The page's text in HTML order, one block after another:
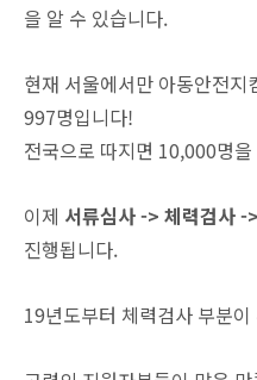
을 알 수 있습니다.
현재 서울에서만 아동안전
997명입니다!
전국으로 따지면 10,000명
이제 서류심사 -> 체력검사 -
진행됩니다.
19년도부터 체력검사 부분